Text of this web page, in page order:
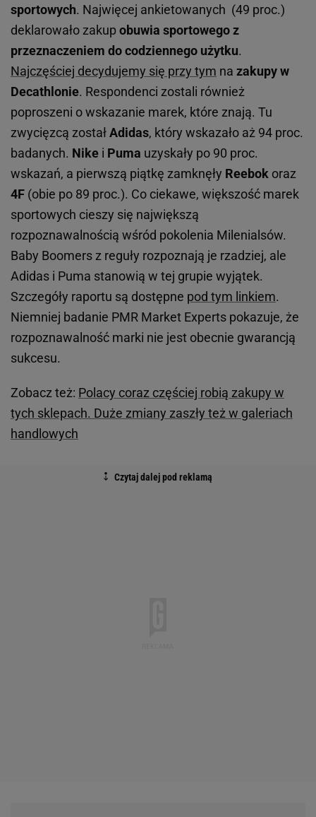
sportowych. Najwięcej ankietowanych (49 proc.)
deklarowało zakupobuwia sportowego z
przeznaczeniem do codziennego użytku.
Najczęściej decydujemy się przy tym na zakupy w
Decathlonie. Respondenci zostali również
poproszeni o wskazanie marek, które znają. Tu
zwycięzcą zostałAdidas, który wskazało aż 94 proc.
badanych. Nike i Puma uzyskały po 90 proc.
wskazań, a pierwszą piątkę zamknęły Reebok oraz
4F (obie po 89 proc.). Co ciekawe, większość marek
sportowych cieszy się największą
rozpoznawalnością wśród pokolenia Milenialsów.
Baby Boomers z reguły rozpoznają je rzadziej, ale
Adidas i Puma stanowią w tej grupie wyjątek.
Szczegóły raportu są dostępne pod tym linkiem.
Niemniej badanie PMR Market Experts pokazuje, że
rozpoznawalność marki nie jest obecnie gwarancją
sukcesu.
Zobacz też: Polacy coraz częściej robią zakupy w
tych sklepach. Duże zmiany zaszły też w galeriach
handlowych